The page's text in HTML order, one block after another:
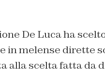
De Luca ha
in melense dirette
alla scelta fatta da